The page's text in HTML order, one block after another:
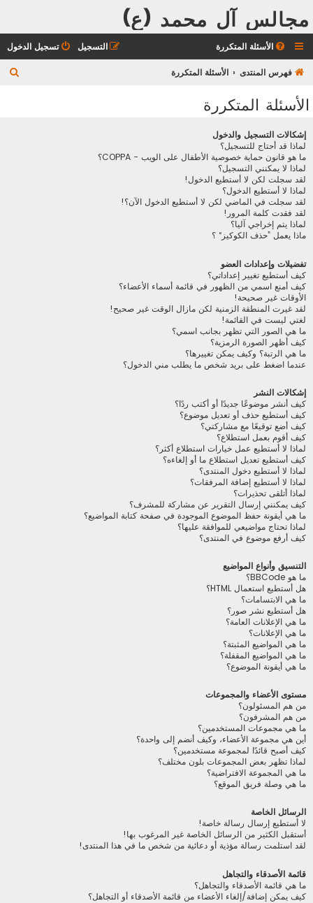
مجالس آل محمد (ع)
الأسئلة المتكررة تسجيل الدخول التسجيل
فهرس المنتدى الأسئلة المتكررة
الأسئلة المتكررة
إشكالات التسجيل والدخول
لماذا قد أحتاج للتسجيل؟
ما هو قانون حماية خصوصية الأطفال على الويب - COPPA؟
لماذا لا يمكنني التسجيل؟
لقد سجلت لكن لا أستطيع الدخول!
لماذا لا أستطيع الدخول؟
لقد سجلت في الماضي لكن لا أستطيع الدخول الآن؟!
لقد فقدت كلمة المرور!
لماذا يتم إخراجي آليا؟
ماذا يعمل ”حذف الكوكيز“ ؟
تفضيلات وإعدادات العضو
كيف أستطيع تغيير إعداداتي؟
كيف أمنع اسمي من الظهور في قائمة أسماء الأعضاء؟
الأوقات غير صحيحة!
لقد غيرت المنطقة الزمنية لكن مازال الوقت غير صحيح!
لغتي ليست في القائمة!
ما هي الصور التي تظهر بجانب اسمي؟
كيف أظهر الصورة الرمزية؟
ما هي الرتبة؟ وكيف يمكن تغييرها؟
عندما اضغط على بريد شخص ما يطلب مني الدخول؟
إشكالات النشر
كيف أنشر موضوعًا جديدًا أو أكتب ردًا؟
كيف أستطيع حذف أو تعديل موضوع؟
كيف أضع توقيعًا مع مشاركتي؟
كيف أقوم بعمل استطلاع؟
لماذا لا أستطيع عمل خيارات استطلاع أكثر؟
كيف أستطيع تعديل استطلاع ما أو إلغاءه؟
لماذا لا أستطيع دخول المنتدى؟
لماذا لا أستطيع إضافة المرفقات؟
لماذا أتلقى تحذيرات؟
كيف يمكنني إرسال التقرير عن مشاركة للمشرف؟
ما هي أيقونة حفظ الموضوع الموجودة في صفحة كتابة المواضيع؟
لماذا تحتاج مواضيعي للموافقة عليها؟
كيف أرفع موضوع في المنتدى؟
التنسيق وأنواع المواضيع
ما هو BBCode؟
هل أستطيع استعمال HTML؟
ما هي الابتسامات؟
هل أستطيع نشر صور؟
ما هي الإعلانات العامة؟
ما هي الإعلانات؟
ما هي المواضيع المثبتة؟
ما هي المواضيع المقفلة؟
ما هي أيقونة الموضوع؟
مستوى الأعضاء والمجموعات
من هم المسئولون؟
من هم المشرفون؟
ما هي مجموعات المستخدمين؟
أين هي مجموعة الأعضاء، وكيف أنضم إلى واحدة؟
كيف أصبح قائدًا لمجموعة مستخدمين؟
لماذا تظهر بعض المجموعات بلون مختلف؟
ما هي المجموعة الافتراضية؟
ما هي وصلة فريق الموقع؟
الرسائل الخاصة
لا أستطيع إرسال رسالة خاصة!
أستقبل الكثير من الرسائل الخاصة غير المرغوب بها!
لقد استلمت رسالة مؤذية أو دعائية من شخص ما في هذا المنتدى!
قائمة الأصدقاء والتجاهل
ما هي قائمة الأصدقاء والتجاهل؟
كيف يمكن إضافة/إلغاء الأعضاء من قائمة الأصدقاء أو التجاهل؟